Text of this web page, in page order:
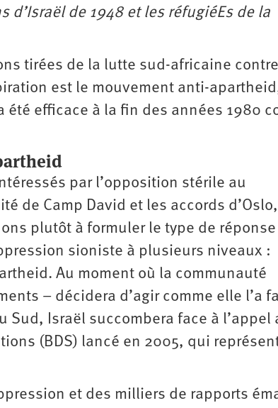
d’Israël de 1948 et les réfugiéEs de la
tirées de la lutte sud-­africaine
est le mouvement anti-
été efficace à la fin des années 1980
par l’opposition stérile au
de Camp David et les accords
plutôt à formuler le type de
sioniste à plusieurs niveaux :
Au moment où la communauté
– décidera d’agir comme elle l’a
Sud, Israël succombera face à l’appel
(BDS) lancé en 2005, qui
et des milliers de rapports